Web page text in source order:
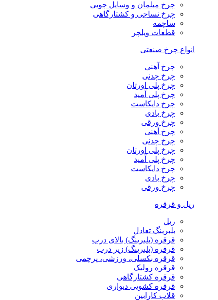
چرخ مبلمان و وسایل چوبی
چرخ نساجی و کشتارگاهی
ساچمه
قطعات ویلچر
انواع چرخ صنعتی
چرخ آهنی
چرخ چدنی
چرخ پلی اورتان
چرخ پلی آمید
چرخ دایکاست
چرخ بادی
چرخ ورقی
چرخ آهنی
چرخ چدنی
چرخ پلی اورتان
چرخ پلی آمید
چرخ دایکاست
چرخ بادی
چرخ ورقی
ریل و قرقره
ریل
بلبرینگ تعادل
قرقره (بلبرینگ) بالای درب
قرقره (بلبرینگ) زیر درب
قرقره بکسلی، ورزشی، پرچمی
قرقره رولیک
قرقره کشتارگاهی
قرقره کشویی دیواری
قلاب کارابین